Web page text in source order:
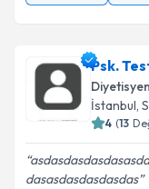
Psk.
Diyetisyen
İstanbul,
4 (13
dasasdasdasdasdas